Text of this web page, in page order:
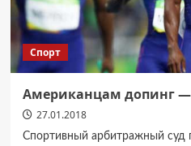
Спорт
Американцам допинг —
27.01.2018
Спортивный арбитражный суд